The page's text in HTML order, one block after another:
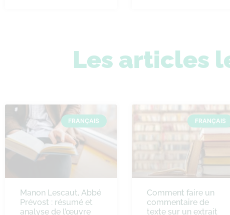
Les articles
FRANÇAIS
Manon Lescaut, Abbé
Prévost : résumé et
analyse de l’œuvre
FRANÇAIS
Comment faire un
commentaire de
texte sur un extrait